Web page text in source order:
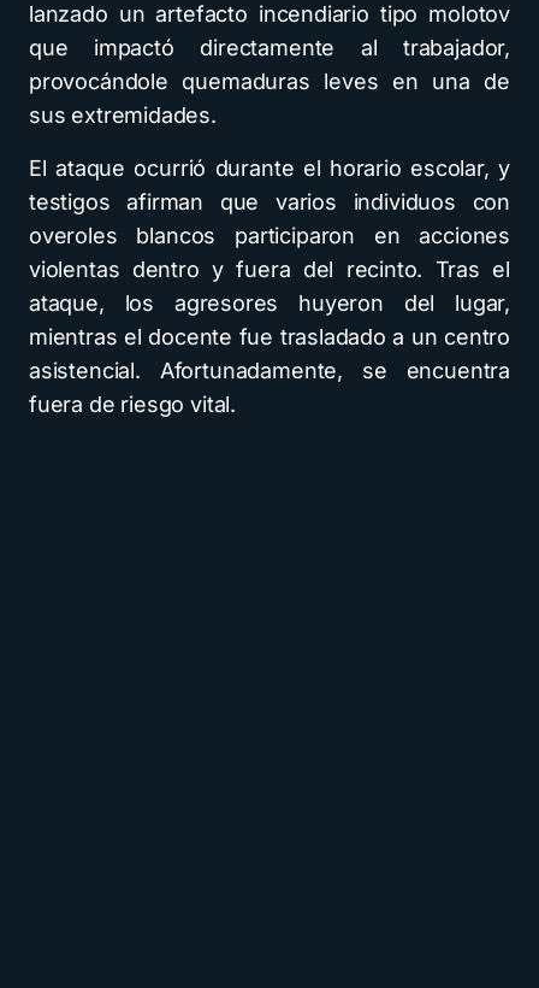
lanzado un artefacto incendiario tipo molotov
que impactó directamente al trabajador,
provocándole quemaduras leves en una de
sus extremidades.
El ataque ocurrió durante el horario escolar, y
testigos afirman que varios individuos con
overoles blancos participaron en acciones
violentas dentro y fuera del recinto. Tras el
ataque, los agresores huyeron del lugar,
mientras el docente fue trasladado a un centro
asistencial. Afortunadamente, se encuentra
fuera de riesgo vital.